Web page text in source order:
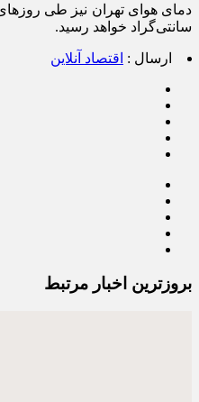
سانتی‌گراد خواهد رسید.
ارسال : اقتصاد آنلاین
بروزترین اخبار مرتبط